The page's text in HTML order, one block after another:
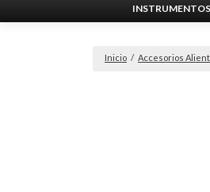
al
Inicio / Accesorios